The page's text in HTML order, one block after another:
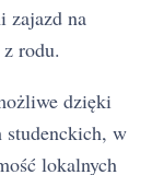
zajazd na
rodu.
dzięki
studenckich, w
lokalnych